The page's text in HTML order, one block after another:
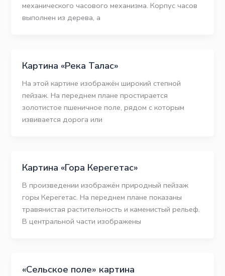
механического часового механизма. Корпус часов
выполнен из дерева, а
Картина «Река Талас»
На этой картине изображён широкий степной
пейзаж. На переднем плане простирается
золотистое пшеничное поле, рядом с которым
извивается дорога или
Картина «Гора Керегетас»
В произведении изображён природный пейзаж
горы Керегетас. На переднем плане показаны
травянистая растительность и каменистый рельеф.
В центральной части изображены
«Сельское поле» картина